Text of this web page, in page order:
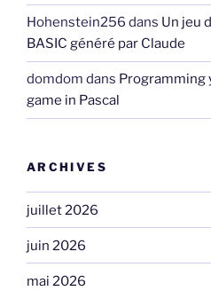
Hohenstein256 dans Un jeu
BASIC généré par Claude
domdom dans Programming
game in Pascal
ARCHIVES
juillet 2026
juin 2026
mai 2026